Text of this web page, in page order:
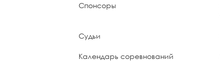
Спонсоры
Судьи
Календарь соревнований